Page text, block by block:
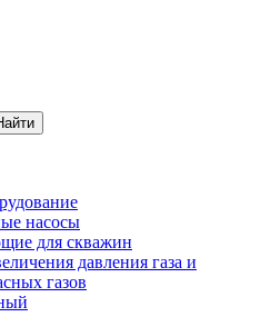
насосы
для скважин
давления газа и
газов